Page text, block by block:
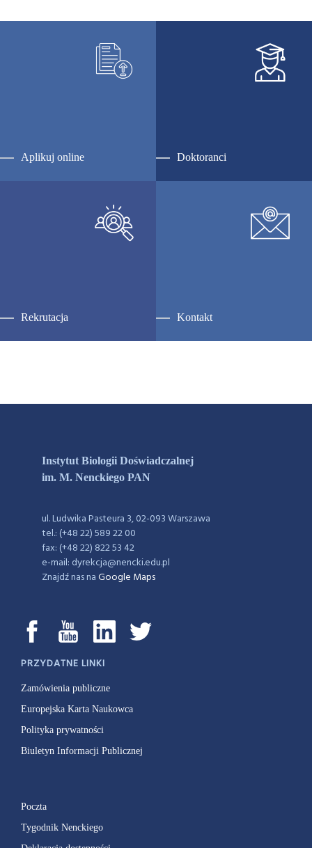
Aplikuj online Doktoranci
Rekrutacja Kontakt
Instytut Biologii Doświadczalnej
im. M. Nenckiego PAN
ul. Ludwika Pasteura 3, 02-093 Warszawa
tel.: (+48 22) 589 22 00
fax: (+48 22) 822 53 42
e-mail: dyrekcja@nencki.edu.pl
Znajdź nas naGoogle Maps
PRZYDATNE LINKI
Zamówienia publiczne
Europejska Karta Naukowca
Polityka prywatności
Biuletyn Informacji Publicznej
Poczta
Tygodnik Nenckiego